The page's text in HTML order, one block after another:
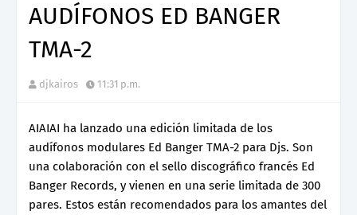
AUDÍFONOS ED BANGER
TMA-2
djkairos 11:31 p.m.
AIAIAI ha lanzado una edición limitada de los
audífonos modulares Ed Banger TMA-2 para Djs. Son
una colaboración con el sello discográfico francés Ed
Banger Records, y vienen en una serie limitada de 300
pares. Estos están recomendados para los amantes del